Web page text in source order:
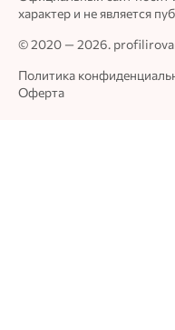
характер и не является
© 2020 — 2026.
Политика
Оферта